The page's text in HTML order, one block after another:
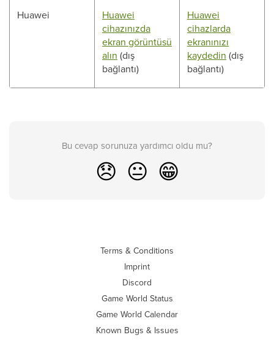
Huawei
Huawei
cihazınızda
ekran görüntüsü
alın (dış
bağlantı)
Huawei
cihazlarda
ekranınızı
kaydedin (dış
bağlantı)
Bu cevap sorunuza yardımcı oldu mu?
😞 😐 😁
Terms & Conditions
Imprint
Discord
Game World Status
Game World Calendar
Known Bugs & Issues